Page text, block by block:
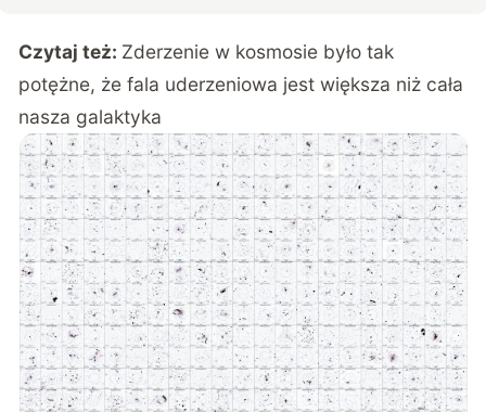
Czytaj też: Zderzenie w kosmosie było tak
potężne, że fala uderzeniowa jest większa niż cała
nasza galaktyka